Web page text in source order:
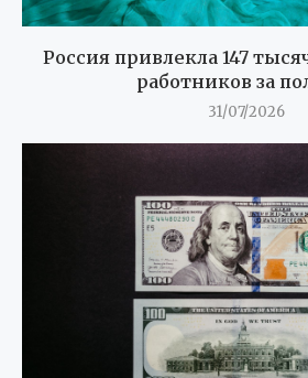
Россия привлекла 147
работников за
31/07/2026